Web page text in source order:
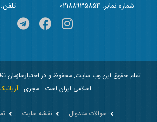
شماره نمابر: 02188935854
تلفن: 42949-021
تمام حقوق این وب سایت, محفوظ و در اختیارسازمان
اسلامی ایران است
مجری :
سوالات متدوال نقشه سایت